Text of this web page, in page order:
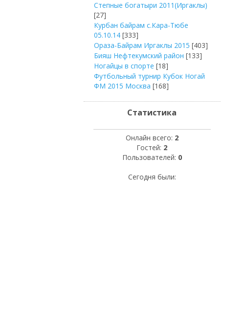
Степные богатыри 2011(Иргаклы)
[27]
Курбан байрам с.Кара-Тюбе
05.10.14 [333]
Ораза-Байрам Иргаклы 2015 [403]
Бияш Нефтекумский район [133]
Ногайцы в спорте [18]
Футбольный турнир Кубок Ногай
ФМ 2015 Москва [168]
Статистика
Онлайн всего: 2
Гостей: 2
Пользователей: 0
Сегодня были: